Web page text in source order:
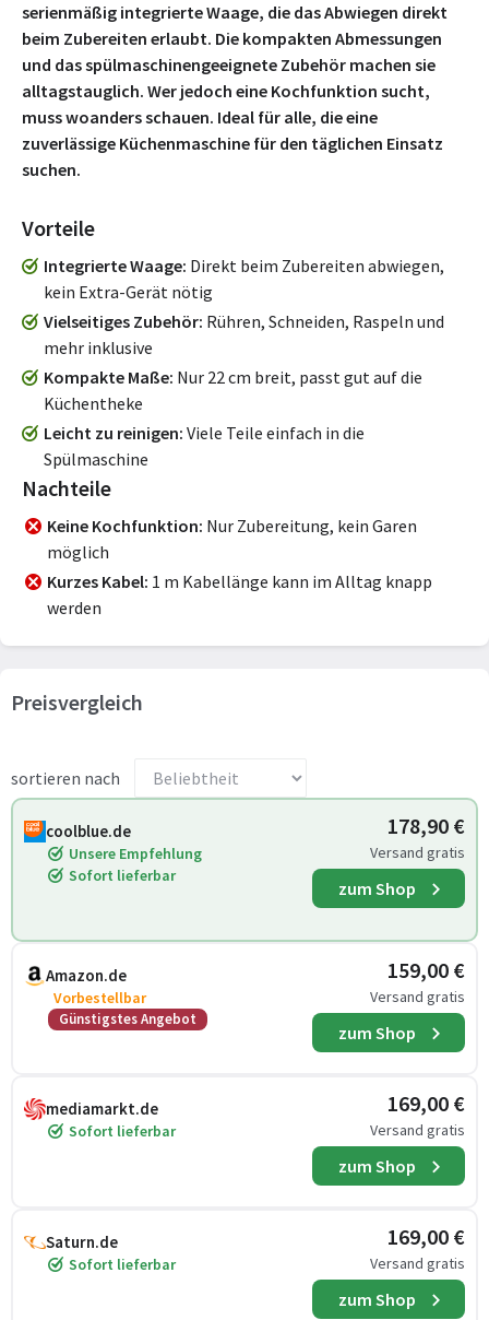
serienmäßig integrierte Waage, die das Abwiegen direkt
beim Zubereiten erlaubt. Die kompakten Abmessungen
und das spülmaschinengeeignete Zubehör machen sie
alltagstauglich. Wer jedoch eine Kochfunktion sucht,
muss woanders schauen. Ideal für alle, die eine
zuverlässige Küchenmaschine für den täglichen Einsatz
suchen.
Vorteile
Integrierte Waage Direkt beim Zubereiten abwiegen,
kein Extra-Gerät nötig
Vielseitiges Zubehör Rühren, Schneiden, Raspeln und
mehr inklusive
Kompakte Maße Nur 22 cm breit, passt gut auf die
Küchentheke
Leicht zu reinigen Viele Teile einfach in die
Spülmaschine
Nachteile
Keine Kochfunktion Nur Zubereitung, kein Garen
möglich
Kurzes Kabel 1 m Kabellänge kann im Alltag knapp
werden
Preisvergleich
sortieren nach
coolblue.de
Unsere Empfehlung
Sofort lieferbar
178,90 €
Versand gratis
zum Shop
Amazon.de
Vorbestellbar
Günstigstes Angebot
159,00 €
Versand gratis
zum Shop
mediamarkt.de
Sofort lieferbar
169,00 €
Versand gratis
zum Shop
Saturn.de
Sofort lieferbar
169,00 €
Versand gratis
zum Shop